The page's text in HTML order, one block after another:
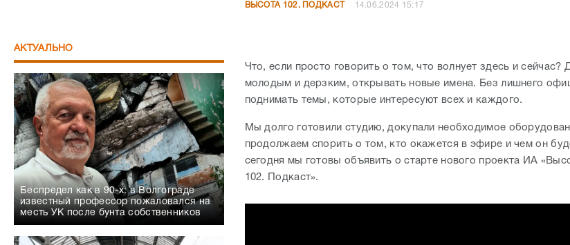
АКТУАЛЬНО
Беспредел как в 90-х: в Волгограде
известный профессор пожаловался на
месть УК после бунта собственников
ВЫСОТА 102. ПОДКАСТ 14.06.2024 15:17
Что, если просто говорить о том, что волнует здесь и сейчас?
молодым и дерзким, открывать новые имена. Без лишнего
поднимать темы, которые интересуют всех и каждого.
Мы долго готовили студию, докупали необходимое
продолжаем спорить о том, кто окажется в эфире и чем он
сегодня мы готовы объявить о старте нового проекта ИА
102. Подкаст».